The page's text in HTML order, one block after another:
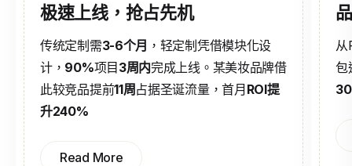
极速上线，抢占先机
传统定制需3-6个月 ，轻定制凭借模块化设
计， 90%项目 3周内完成上线。某美妆品牌借
此较竞品提前11周 占据圣诞流量，首月 ROI提
升240%
Read More
从
包